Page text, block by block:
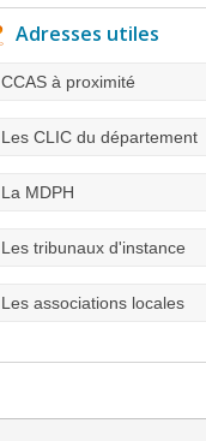
Adresses utiles
CCAS à proximité
Les CLIC du département
La MDPH
Les tribunaux d'instance
Les associations locales